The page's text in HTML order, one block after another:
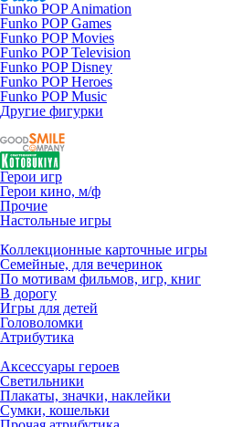
Funko POP Animation
Funko POP Games
Funko POP Movies
Funko POP Television
Funko POP Disney
Funko POP Heroes
Funko POP Music
Другие фигурки
Герои игр
Герои кино, м/ф
Прочие
Настольные игры
Коллекционные карточные игры
Семейные, для вечеринок
По мотивам фильмов, игр, книг
В дорогу
Игры для детей
Головоломки
Атрибутика
Аксессуары героев
Светильники
Плакаты, значки, наклейки
Сумки, кошельки